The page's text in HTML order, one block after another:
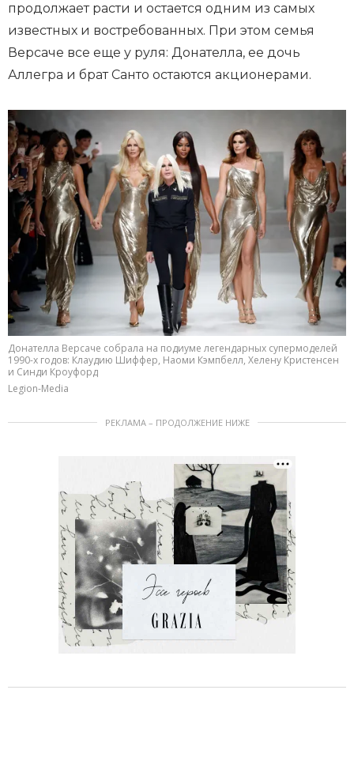
продолжает расти и остается одним из самых
известных и востребованных. При этом семья
Версаче все еще у руля: Донателла, ее дочь
Аллегра и брат Санто остаются акционерами.
Донателла Версаче собрала на подиуме легендарных супермоделей
1990-х годов: Клаудию Шиффер, Наоми Кэмпбелл, Хелену Кристенсен
и Синди Кроуфорд
Legion-Media
РЕКЛАМА – ПРОДОЛЖЕНИЕ НИЖЕ